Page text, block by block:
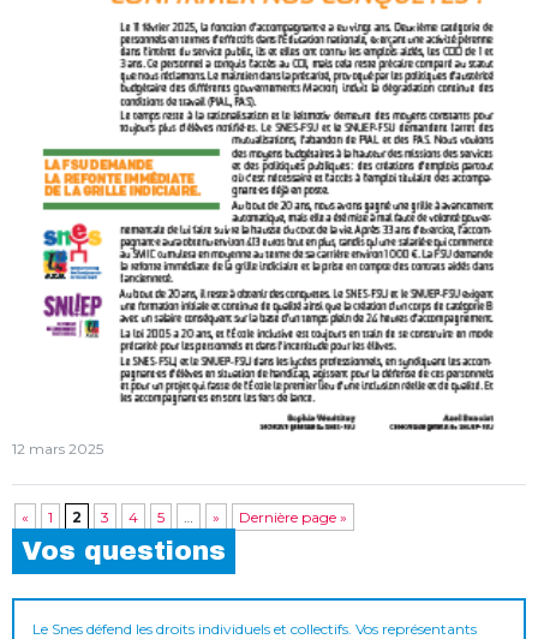
12 mars 2025
« 1 2 3 4 5 » Dernière page »
Vos questions
Le Snes défend les droits individuels et collectifs. Vos représentants